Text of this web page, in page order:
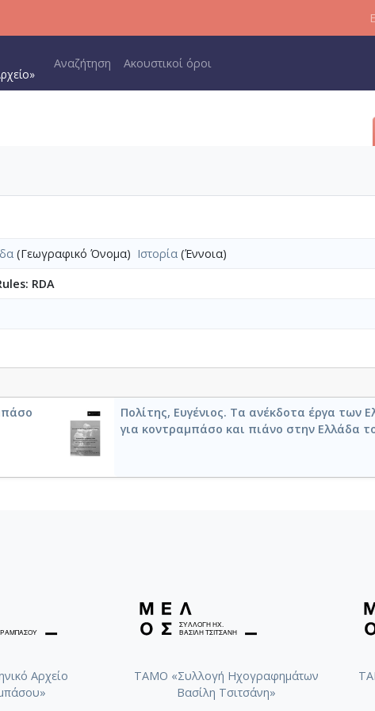
Main navigation
Αναζήτηση Ακουστικοί όροι
(Γεωγραφικό Όνομα) Ιστορία (Έννοια)
RDA
Πολίτης, Ευγένιος. Τα ανέκδοτα έργα των
για κοντραμπάσο και πιάνο στην Ελλάδα
Αρχείο
ΤΑΜΟ «Συλλογή Ηχογραφημάτων
Βασίλη Τσιτσάνη»